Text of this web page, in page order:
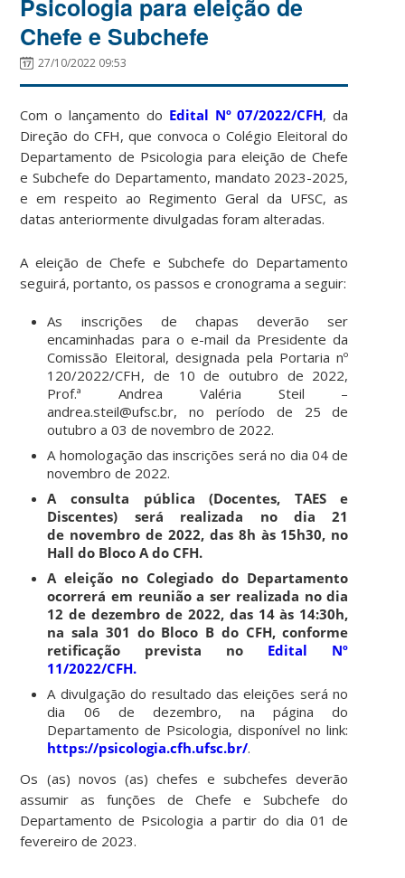
Psicologia para eleição de
Chefe e Subchefe
27/10/2022 09:53
Com o lançamento do Edital Nº 07/2022/CFH, da
Direção do CFH, que convoca o Colégio Eleitoral do
Departamento de Psicologia para eleição de Chefe
e Subchefe do Departamento, mandato 2023-2025,
e em respeito ao Regimento Geral da UFSC, as
datas anteriormente divulgadas foram alteradas.
A eleição de Chefe e Subchefe do Departamento
seguirá, portanto, os passos e cronograma a seguir:
As inscrições de chapas deverão ser
encaminhadas para o e-mail da Presidente da
Comissão Eleitoral, designada pela Portaria nº
120/2022/CFH, de 10 de outubro de 2022,
Prof.ª Andrea Valéria Steil –
andrea.steil@ufsc.br, no período de 25 de
outubro a 03 de novembro de 2022.
A homologação das inscrições será no dia 04 de
novembro de 2022.
A consulta pública (Docentes, TAES e
Discentes) será realizada no dia 21
de novembro de 2022, das 8h às 15h30, no
Hall do Bloco A do CFH.
A eleição no Colegiado do Departamento
ocorrerá em reunião a ser realizada no dia
12 de dezembro de 2022, das 14 às 14:30h,
na sala 301 do Bloco B do CFH, conforme
retificação prevista no Edital Nº
11/2022/CFH.
A divulgação do resultado das eleições será no
dia 06 de dezembro, na página do
Departamento de Psicologia, disponível no link:
https://psicologia.cfh.ufsc.br/.
Os (as) novos (as) chefes e subchefes deverão
assumir as funções de Chefe e Subchefe do
Departamento de Psicologia a partir do dia 01 de
fevereiro de 2023.